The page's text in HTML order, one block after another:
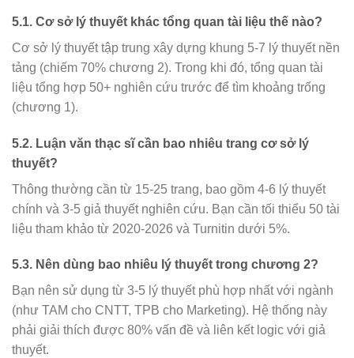
5.1. Cơ sở lý thuyết khác tổng quan tài liệu thế nào?
Cơ sở lý thuyết tập trung xây dựng khung 5-7 lý thuyết nền
tảng (chiếm 70% chương 2). Trong khi đó, tổng quan tài
liệu tổng hợp 50+ nghiên cứu trước để tìm khoảng trống
(chương 1).
5.2. Luận văn thạc sĩ cần bao nhiêu trang cơ sở lý
thuyết?
Thông thường cần từ 15-25 trang, bao gồm 4-6 lý thuyết
chính và 3-5 giả thuyết nghiên cứu. Bạn cần tối thiểu 50 tài
liệu tham khảo từ 2020-2026 và Turnitin dưới 5%.
5.3. Nên dùng bao nhiêu lý thuyết trong chương 2?
Bạn nên sử dụng từ 3-5 lý thuyết phù hợp nhất với ngành
(như TAM cho CNTT, TPB cho Marketing). Hệ thống này
phải giải thích được 80% vấn đề và liên kết logic với giả
thuyết.